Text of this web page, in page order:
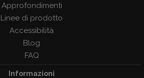
Approfondimenti
Linee di prodotto
Accessibilità
Blog
FAQ
Informazioni